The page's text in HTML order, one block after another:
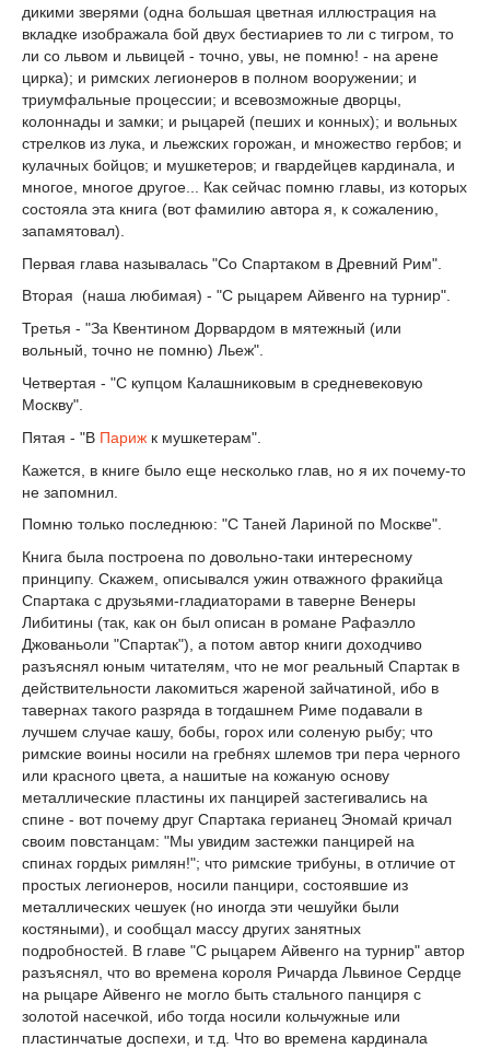
дикими зверями (одна большая цветная иллюстрация на
вкладке изображала бой двух бестиариев то ли с тигром, то
ли со львом и львицей - точно, увы, не помню! - на арене
цирка); и римских легионеров в полном вооружении; и
триумфальные процессии; и всевозможные дворцы,
колоннады и замки; и рыцарей (пеших и конных); и вольных
стрелков из лука, и льежских горожан, и множество гербов; и
кулачных бойцов; и мушкетеров; и гвардейцев кардинала, и
многое, многое другое... Как сейчас помню главы, из которых
состояла эта книга (вот фамилию автора я, к сожалению,
запамятовал).
Первая глава называлась "Со Спартаком в Древний Рим".
Вторая (наша любимая) - "С рыцарем Айвенго на турнир".
Третья - "За Квентином Дорвардом в мятежный (или
вольный, точно не помню) Льеж".
Четвертая - "С купцом Калашниковым в средневековую
Москву".
Пятая - "В Париж к мушкетерам".
Кажется, в книге было еще несколько глав, но я их почему-то
не запомнил.
Помню только последнюю: "С Таней Лариной по Москве".
Книга была построена по довольно-таки интересному
принципу. Скажем, описывался ужин отважного фракийца
Спартака с друзьями-гладиаторами в таверне Венеры
Либитины (так, как он был описан в романе Рафаэлло
Джованьоли "Спартак"), а потом автор книги доходчиво
разъяснял юным читателям, что не мог реальный Спартак в
действительности лакомиться жареной зайчатиной, ибо в
тавернах такого разряда в тогдашнем Риме подавали в
лучшем случае кашу, бобы, горох или соленую рыбу; что
римские воины носили на гребнях шлемов три пера черного
или красного цвета, а нашитые на кожаную основу
металлические пластины их панцирей застегивались на
спине - вот почему друг Спартака герианец Эномай кричал
своим повстанцам: "Мы увидим застежки панцирей на
спинах гордых римлян!"; что римские трибуны, в отличие от
простых легионеров, носили панцири, состоявшие из
металлических чешуек (но иногда эти чешуйки были
костяными), и сообщал массу других занятных
подробностей. В главе "С рыцарем Айвенго на турнир" автор
разъяснял, что во времена короля Ричарда Львиное Сердце
на рыцаре Айвенго не могло быть стального панциря с
золотой насечкой, ибо тогда носили кольчужные или
пластинчатые доспехи, и т.д. Что во времена кардинала